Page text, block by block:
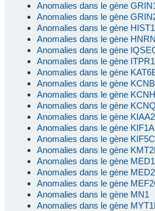
Anomalies dans le gène
Anomalies dans le gène
Anomalies dans le gène
Anomalies dans le gène
Anomalies dans le gène
Anomalies dans le gène ITPR1
Anomalies dans le gène
Anomalies dans le gène
Anomalies dans le gène
Anomalies dans le gène
Anomalies dans le gène
Anomalies dans le gène KIF1A
Anomalies dans le gène KIF5C
Anomalies dans le gène
Anomalies dans le gène
Anomalies dans le gène
Anomalies dans le gène
Anomalies dans le gène MN1
Anomalies dans le gène